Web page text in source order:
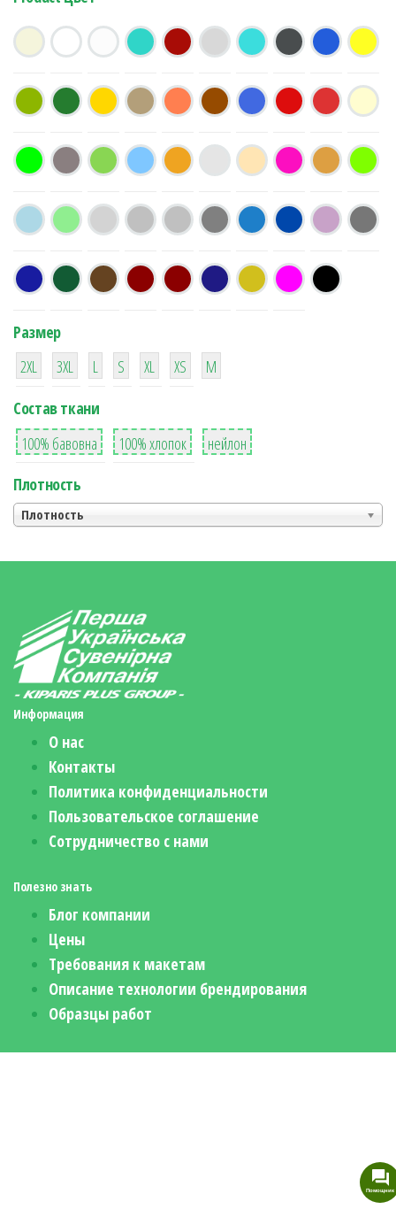
Размер
38
2XL
16
3XL
42
L
42
S
42
XL XS
М
Состав ткани
8
100% бавовна
36
100% хлопок
2
нейлон
Плотность
Плотность
Информация
О нас
Контакты
Политика конфиденциальности
Пользовательское соглашение
Сотрудничество с нами
Полезно знать
Блог компании
Цены
Требования к макетам
Описание технологии брендирования
Образцы работ
Помощник